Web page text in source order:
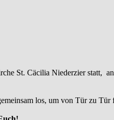
St. Cäcilia Niederzier statt,
los, um von Tür zu